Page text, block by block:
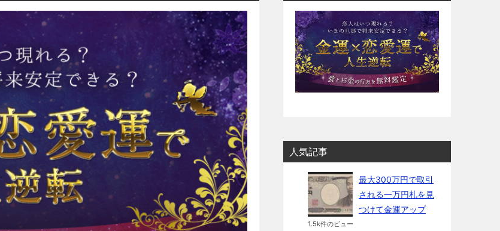
人気記事
最大300万円で取引
される一万円札を見
つけて金運アップ
1.5k件のビュー